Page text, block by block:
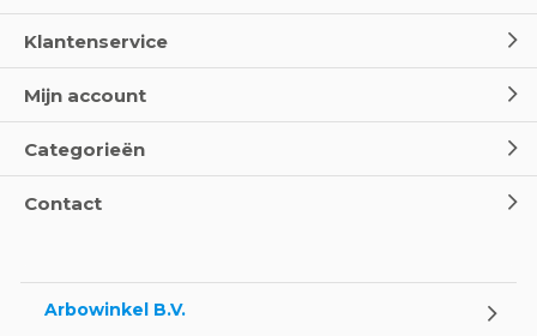
Klantenservice
Mijn account
Categorieën
Contact
Arbowinkel B.V.